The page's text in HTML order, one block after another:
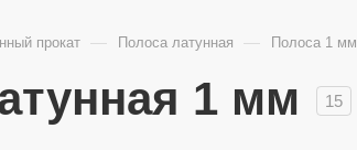
прокат — Полоса латунная — Полоса 1 мм
1 мм 15